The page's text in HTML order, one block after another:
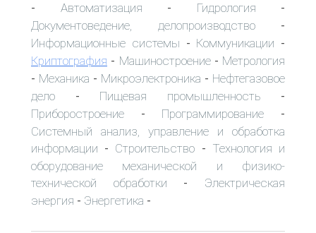
- Автоматизация - Гидрология -
Документоведение, делопроизводство-
Информационные системы - Коммуникации -
Криптография - Машиностроение- Метрология
- Механика - Микроэлектроника - Нефтегазовое
дело - Пищевая промышленность -
Приборостроение - Программирование -
Системный анализ, управление и обработка
информации - Строительство - Технология и
оборудование механической и физико-
технической обработки - Электрическая
энергия - Энергетика -